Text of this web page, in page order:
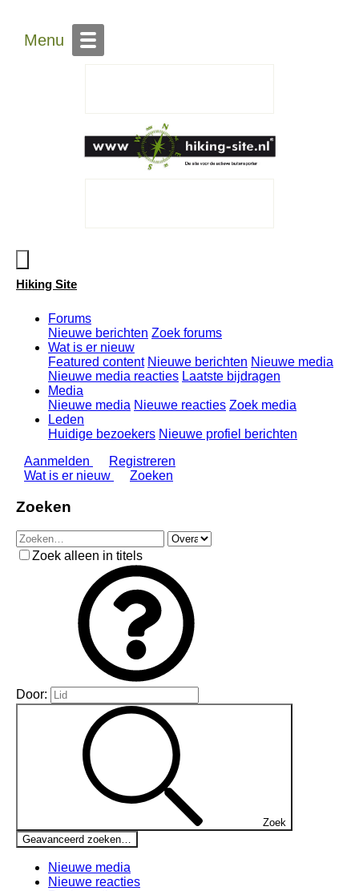
Menu
Contact
Hiking Site
Forums
Nieuwe berichten Zoek forums
Wat is er nieuw
Featured content Nieuwe berichten Nieuwe media
Nieuwe media reacties Laatste bijdragen
Media
Nieuwe media Nieuwe reacties Zoek media
Leden
Huidige bezoekers Nieuwe profiel berichten
Aanmelden
Registreren
Wat is er nieuw
Zoeken
Zoeken
Zoek alleen in titels
Door:
Zoek
Geavanceerd zoeken…
Nieuwe media
Nieuwe reacties